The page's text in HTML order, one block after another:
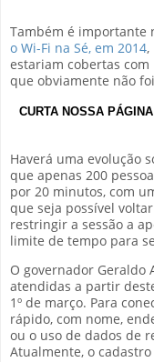
Também é importante
o Wi-Fi na Sé, em 2014,
estariam cobertas
que obviamente não
CURTA NOSSA
Haverá uma evolução
que apenas 200
por 20 minutos, com
que seja possível
restringir a sessão a
limite de tempo para
O governador Geraldo
atendidas a partir
1º de março. Para
rápido, com nome,
ou o uso de dados de
Atualmente, o